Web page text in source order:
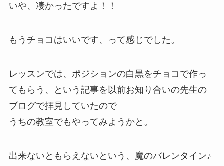
いや、凄かったですよ！！
もうチョコはいいです、って感じでした。
レッスンでは、ポジションの白黒をチョコで作っ
てもらう、という記事を以前お知り合いの先生の
ブログで拝見していたので
うちの教室でもやってみようかと。
出来ないともらえないという、魔のバレンタイン♪